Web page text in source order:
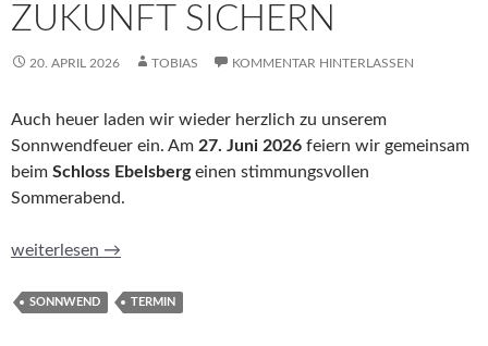
ZUKUNFT SICHERN
20. APRIL 2026 TOBIAS KOMMENTAR HINTERLASSEN
Auch heuer laden wir wieder herzlich zu unserem
Sonnwendfeuer ein. Am 27. Juni 2026 feiern wir gemeinsam
beim Schloss Ebelsbergeinen stimmungsvollen
Sommerabend.
Sonnwendfeuer 2026: Gemeinsam feiern und Zukunft sichern
weiterlesen →
SONNWEND TERMIN